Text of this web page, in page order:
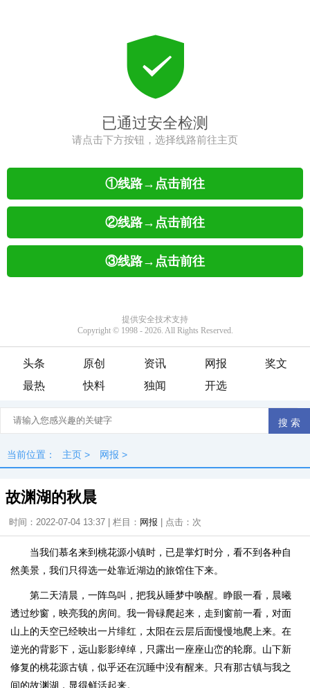
头条 原创 资讯 网报
奖文
最热
快料 独闻 开选
当前位置： 主页 > 网报 >
故渊湖的秋晨
时间：2022-07-04 13:37 | 栏目： 网报 | 点击： 次
当我们慕名来到桃花源小镇时，已是掌灯时分，看不到各种自
然美景，我们只得选一处靠近湖边的旅馆住下来。
第二天清晨，一阵鸟叫，把我从睡梦中唤醒。睁眼一看，晨曦
透过纱窗，映亮我的房间。我一骨碌爬起来，走到窗前一看，对面
山上的天空已经映出一片绯红，太阳在云层后面慢慢地爬上来。在
逆光的背影下，远山影影绰绰，只露出一座座山峦的轮廓。山下新
修复的桃花源古镇，似乎还在沉睡中没有醒来。只有那古镇与我之
间的故渊湖，显得鲜活起来。